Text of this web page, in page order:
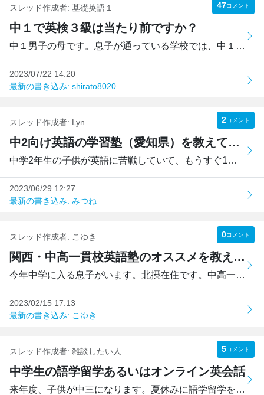
スレッド作成者: 基礎英語１ 47コメント
中１で英検３級は当たり前ですか？
中１男子の母です。息子が通っている学校では、中１での英検...
2023/07/22 14:20
最新の書き込み: shirato8020
スレッド作成者: Lyn 2コメント
中2向け英語の学習塾（愛知県）を教えてください
中学2年生の子供が英語に苦戦していて、もうすぐ1学期が終わ...
2023/06/29 12:27
最新の書き込み: みつね
スレッド作成者: こゆき 0コメント
関西・中高一貫校英語塾のオススメを教えてください
今年中学に入る息子がいます。北摂在住です。中高一貫校（難...
2023/02/15 17:13
最新の書き込み: こゆき
スレッド作成者: 雑談したい人 5コメント
中学生の語学留学あるいはオンライン英会話
来年度、子供が中三になります。夏休みに語学留学をさせよう...